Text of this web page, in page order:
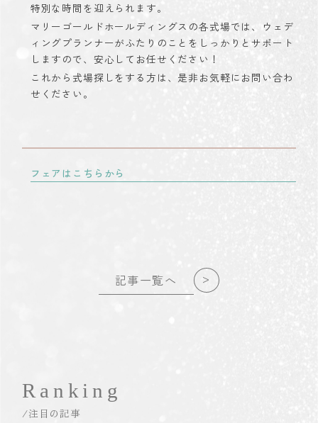
特別な時間を迎えられます。
マリーゴールドホールディングスの各式場では、ウェデ
ィングプランナーがふたりのことをしっかりとサポート
しますので、安心してお任せください！
これから式場探しをする方は、是非お気軽に お問い合わ
せ ください。
フェアはこちらから
記事一覧へ >
Ranking
/注目の記事